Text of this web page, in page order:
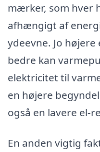
mærker, som hver
afhængigt af
ydeevne. Jo
bedre kan
elektricitet til
en højere
også en lavere el-
En anden vigtig